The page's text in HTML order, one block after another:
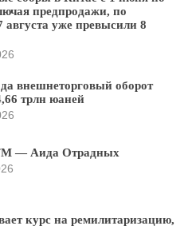
предпродажи, по
августа уже превысили 8
внешнеторговый оборот
трлн юаней
— Аида Отрадных
курс на ремилитаризацию,